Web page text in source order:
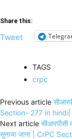
Share this:
Tweet
TAGS
crpc
Previous article
Section- 277 in
Next article सीआरपीसी
सुनाया जाना | CrPC